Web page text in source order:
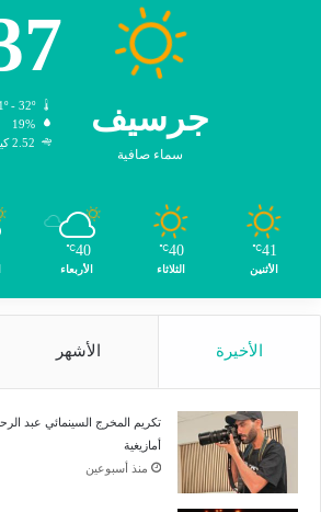
جرسيف
سماء صافية
41º - 32º
19%
2.52 كيلومتر/ساعة
41
℃
الأثنين
40
℃
الثلاثاء
40
℃
الأربعاء
الأخيرة الأشهر
تكريم المخرج السينمائي عبد
أمازيغية
منذ أسبوعين